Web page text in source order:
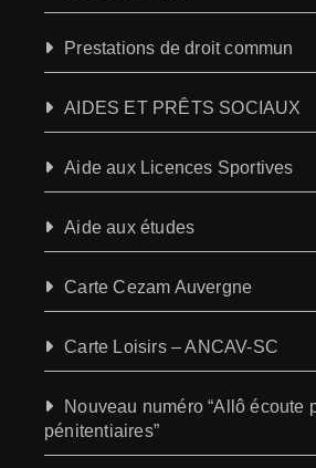
Prestations de droit commun
AIDES ET PRÊTS SOCIAUX
Aide aux Licences Sportives
Aide aux études
Carte Cezam Auvergne
Carte Loisirs – ANCAV-SC
Nouveau numéro “Allô écoute
pénitentiaires”